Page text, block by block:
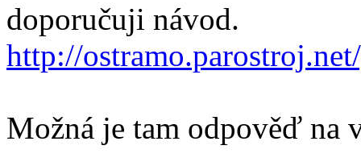
doporučuji návod.
http://
Možná je tam odpověď na